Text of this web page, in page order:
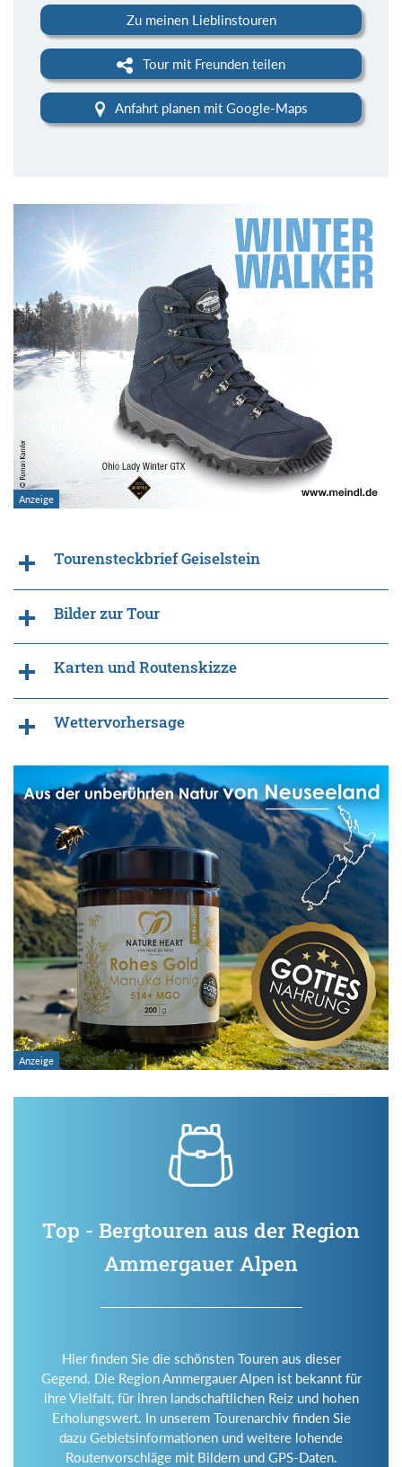
Zu meinen Lieblinstouren
Tour mit Freunden teilen
Anfahrt planen mit Google-Maps
Tourensteckbrief Geiselstein
Bilder zur Tour
Karten und Routenskizze
Wettervorhersage
Top - Bergtouren aus der Region
Ammergauer Alpen
Hier finden Sie die schönsten Touren aus dieser
Gegend. Die Region Ammergauer Alpen ist bekannt für
ihre Vielfalt, für ihren landschaftlichen Reiz und hohen
Erholungswert. In unserem Tourenarchiv finden Sie
dazu Gebietsinformationen und weitere lohende
Routenvorschläge mit Bildern und GPS-Daten.